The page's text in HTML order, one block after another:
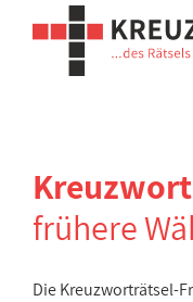
frühere
Die Kreuzworträtsel-